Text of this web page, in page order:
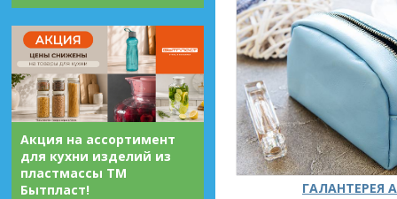
Акция на ассортимент
для кухни изделий из
пластмассы ТМ
Бытпласт!
ГАЛАНТЕРЕЯ